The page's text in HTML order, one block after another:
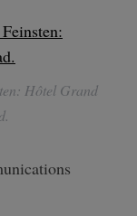
Hôtel Grand